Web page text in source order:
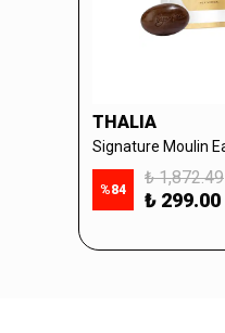
THALIA
%84
₺ 1,872.49
₺ 299.00